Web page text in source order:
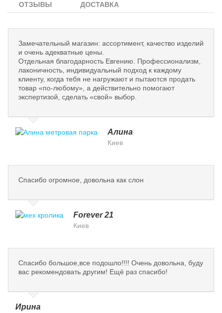
ОТЗЫВЫ ДОСТАВКА
Замечательный магазин: ассортимент, качество изделий
и очень адекватные цены.
Отдельная благодарность Евгению. Профессионализм,
лаконичность, индивидуальный подход к каждому
клиенту, когда тебя не нагружают и пытаются продать
товар «по-любому», а действительно помогают
экспертизой, сделать «свой» выбор.
Алина
Киев
Спасибо огромное, довольна как слон
Forever 21
Киев
Спасибо большое,все подошло!!!! Очень довольна, буду
вас рекомендовать другим! Ещё раз спасибо!
Ирина